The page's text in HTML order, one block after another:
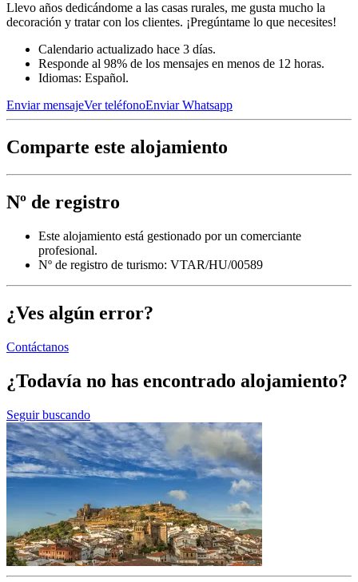
Llevo años dedicándome a las casas rurales, me gusta mucho la
decoración y tratar con los clientes. ¡Pregúntame lo que necesites!
Calendario actualizado hace 3 días.
Responde al 98% de los mensajes en menos de 12 horas.
Idiomas: Español.
Enviar mensajeVer teléfonoEnviar Whatsapp
Comparte este alojamiento
Nº de registro
Este alojamiento está gestionado por un comerciante
profesional.
Nº de registro de turismo: VTAR/HU/00589
¿Ves algún error?
Contáctanos
¿Todavía no has encontrado alojamiento?
Seguir buscando